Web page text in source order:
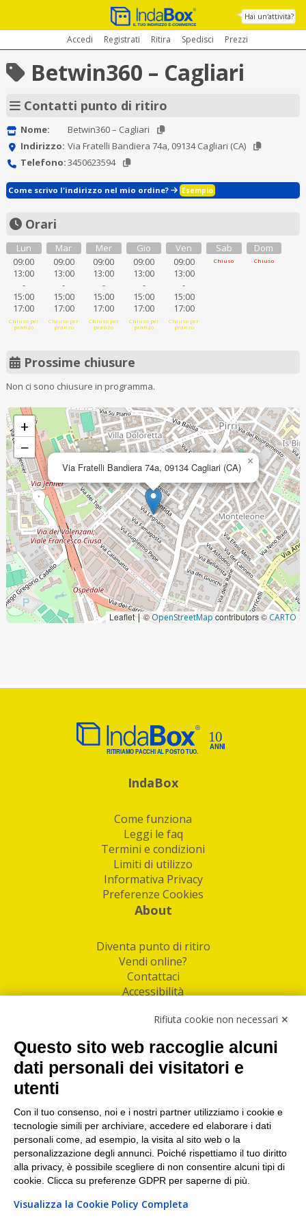
Hai un'attività?
Accedi Registrati Ritira Spedisci Prezzi
Betwin360 – Cagliari
Contatti punto di ritiro
Nome:
Betwin360 – Cagliari
Indirizzo: Via Fratelli Bandiera 74a, 09134 Cagliari (CA)
Telefono:3450623594
Come scrivo l'indirizzo nel mio ordine? Esempio
Orari
Lun
09:00
13:00
-
15:00
17:00
Chiuso per
pranzo
Mar
09:00
13:00
-
15:00
17:00
Chiuso per
pranzo
Mer
09:00
13:00
-
15:00
17:00
Chiuso per
pranzo
Gio
09:00
13:00
-
15:00
17:00
Chiuso per
pranzo
Ven
09:00
13:00
-
15:00
17:00
Chiuso per
pranzo
Sab
Chiuso
Dom
Chiuso
Prossime chiusure
Non ci sono chiusure in programma.
Via Fratelli Bandiera 74a, 09134 Cagliari (CA) ×
+
−
Leaflet|©OpenStreetMap contributors ©CARTO
IndaBox
Come funziona
Leggi le faq
Termini e condizioni
Limiti di utilizzo
Informativa Privacy
Preferenze Cookies
About
Diventa punto di ritiro
Vendi online?
Contattaci
Accessibilità
Facebook
Linkedin
I nostri punti di ritiro e spedizione pacchi nelle
maggiori città italiane
Torino|Milano|Roma|Bologna|Firenze| Genova
Napoli|Varese
Rifiuta cookie non necessari ✕
Questo sito web raccoglie alcuni
dati personali dei visitatori e
utenti
Con il tuo consenso, noi e i nostri partner utilizziamo i cookie e
tecnologie simili per archiviare, accedere ed elaborare i dati
personali come, ad esempio, la visita al sito web o la
personalizzazione degli annunci. Poiché rispettiamo il tuo diritto
alla privacy, è possibile scegliere di non consentire alcuni tipi di
cookie. Clicca su preferenze GDPR per saperne di più.
Visualizza la Cookie Policy Completa